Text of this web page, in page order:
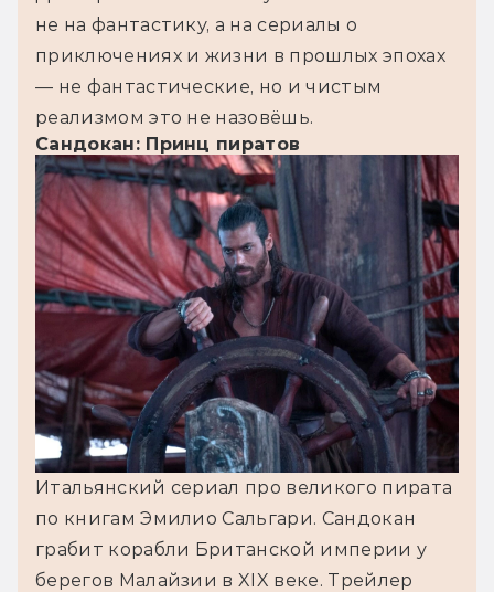
не на фантастику, а на сериалы о
приключениях и жизни в прошлых эпохах
— не фантастические, но и чистым
реализмом это не назовёшь.
Сандокан: Принц пиратов
Итальянский сериал про великого пирата
по книгам Эмилио Сальгари. Сандокан
грабит корабли Британской империи у
берегов Малайзии в XIX веке. Трейлер